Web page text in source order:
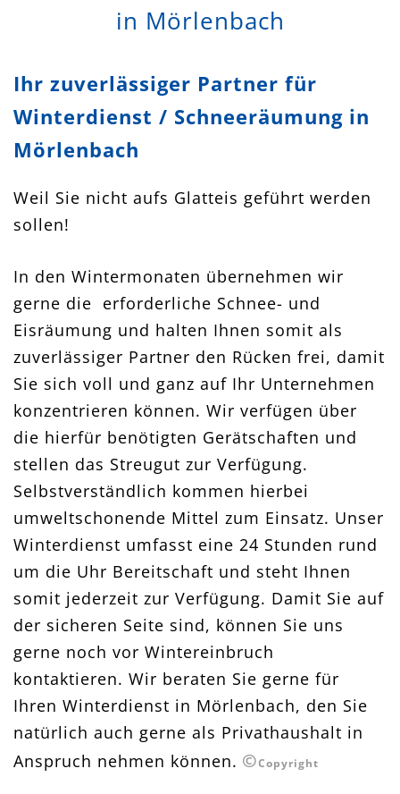
in Mörlenbach
Ihr zuverlässiger Partner für
Winterdienst / Schneeräumung in
Mörlenbach
Weil Sie nicht aufs Glatteis geführt werden
sollen!
In den Wintermonaten übernehmen wir
gerne die erforderliche Schnee- und
Eisräumung und halten Ihnen somit als
zuverlässiger Partner den Rücken frei, damit
Sie sich voll und ganz auf Ihr Unternehmen
konzentrieren können. Wir verfügen über
die hierfür benötigten Gerätschaften und
stellen das Streugut zur Verfügung.
Selbstverständlich kommen hierbei
umweltschonende Mittel zum Einsatz. Unser
Winterdienst umfasst eine 24 Stunden rund
um die Uhr Bereitschaft und steht Ihnen
somit jederzeit zur Verfügung. Damit Sie auf
der sicheren Seite sind, können Sie uns
gerne noch vor Wintereinbruch
kontaktieren. Wir beraten Sie gerne für
Ihren Winterdienst in Mörlenbach, den Sie
natürlich auch gerne als Privathaushalt in
Anspruch nehmen können. ©Copyright